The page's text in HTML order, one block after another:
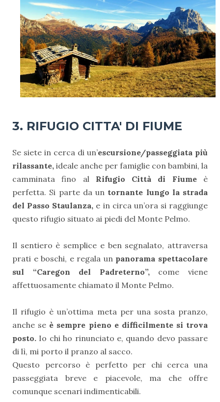
3. RIFUGIO CITTA' DI FIUME
Se siete in cerca di un’escursione/passeggiata più
rilassante, ideale anche per famiglie con bambini, la
camminata fino al Rifugio Città di Fiumeè
perfetta. Si parte da un tornante lungo la strada
del Passo Staulanza, e in circa un’ora si raggiunge
questo rifugio situato ai piedi del Monte Pelmo.
Il sentiero è semplice e ben segnalato, attraversa
prati e boschi, e regala un panorama spettacolare
sul “Caregon del Padreterno”, come viene
affettuosamente chiamato il Monte Pelmo.
Il rifugio è un’ottima meta per una sosta pranzo,
anche se è sempre pieno e difficilmente si trova
posto. Io chi ho rinunciato e, quando devo passare
di lì, mi porto il pranzo al sacco.
Questo percorso è perfetto per chi cerca una
passeggiata breve e piacevole, ma che offre
comunque scenari indimenticabili.